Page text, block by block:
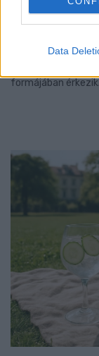
Data
IGÉNYELNI
Az első 50 ezer
formájában érkezik.